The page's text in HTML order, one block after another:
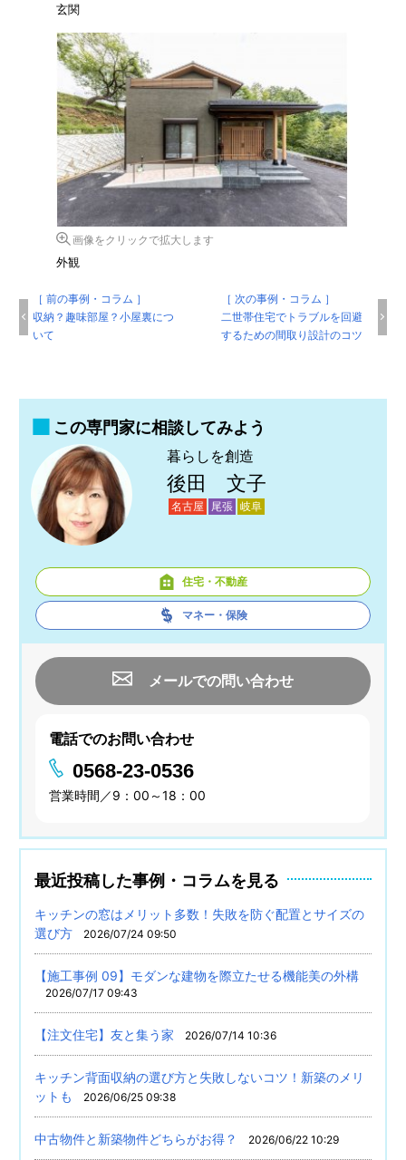
玄関
画像をクリックで拡大します
外観
［ 前の事例・コラム ］
収納？趣味部屋？小屋裏につ
いて
［ 次の事例・コラム ］
二世帯住宅でトラブルを回避
するための間取り設計のコツ
この専門家に相談してみよう
暮らしを創造
後田 文子
名古屋 尾張 岐阜
住宅・不動産
マネー・保険
メールでの問い合わせ
電話でのお問い合わせ
0568-23-0536
営業時間／9：00～18：00
最近投稿した事例・コラムを見る
キッチンの窓はメリット多数！失敗を防ぐ配置とサイズの
選び方
2026/07/24 09:50
【施工事例 09】モダンな建物を際立たせる機能美の外構
2026/07/17 09:43
【注文住宅】友と集う家 2026/07/14 10:36
キッチン背面収納の選び方と失敗しないコツ！新築のメリ
ットも
2026/06/25 09:38
中古物件と新築物件どちらがお得？ 2026/06/22 10:29